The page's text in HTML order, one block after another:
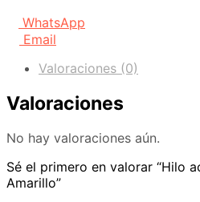
WhatsApp
Email
Valoraciones (0)
Valoraciones
No hay valoraciones aún.
Sé el primero en valorar “Hilo
Amarillo”